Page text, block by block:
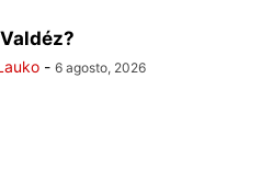
- 6 agosto, 2026